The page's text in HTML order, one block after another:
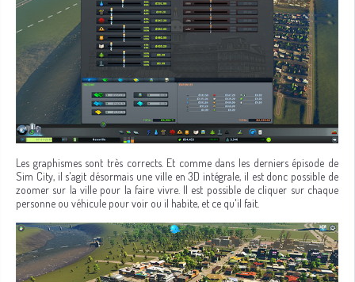
Les graphismes sont très corrects. Et comme dans les derniers épisode de
Sim City, il s'agit désormais une ville en 3D intégrale, il est donc possible de
zoomer sur la ville pour la faire vivre. Il est possible de cliquer sur chaque
personne ou véhicule pour voir ou il habite, et ce qu'il fait.